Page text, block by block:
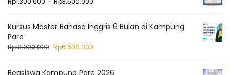
Kursus Master Bahasa Inggris 6 Bulan di Kampung
Pare
Rp13.000.000 Rp6.500.000
Beasiswa Kampung Pare 2026